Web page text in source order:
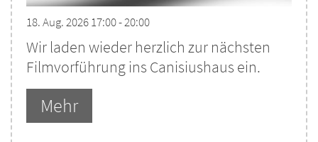
18. Aug. 2026 17:00 - 20:00
Wir laden wieder herzlich zur nächsten
Filmvorführung ins Canisiushaus ein.
Mehr